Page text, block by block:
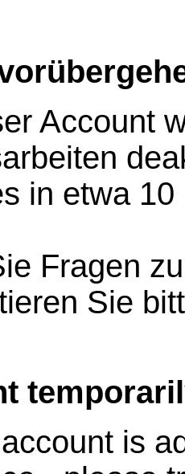
Account
in etwa
Fragen
Sie
is